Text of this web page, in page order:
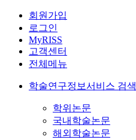
회원가입
로그인
MyRISS
고객센터
전체메뉴
학술연구정보서비스 검색
학위논문
국내학술논문
해외학술논문